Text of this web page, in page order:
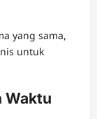
yang sama,
untuk
Waktu